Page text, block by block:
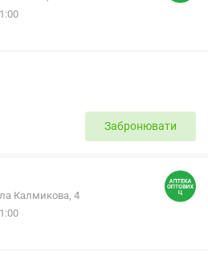
Забронювати
Калмикова, 4